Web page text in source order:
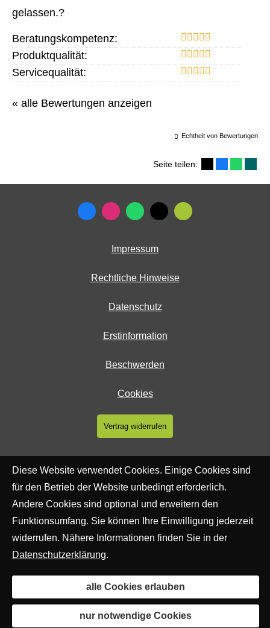
gelassen.?
Beratungskompetenz:
Produktqualität:
Servicequalität:
« alle Bewertungen anzeigen
Echtheit von Bewertungen
Seite teilen:
Impressum
Rechtliche Hinweise
Datenschutz
Erstinformation
Beschwerden
Cookies
Vertrag widerrufen
Diese Website verwendet Cookies. Einige Cookies sind
für den Betrieb der Website unbedingt erforderlich.
Andere Cookies sind optional und erweitern den
Funktionsumfang. Sie können Ihre Einwilligung jederzeit
widerrufen. Nähere Informationen finden Sie in der
Datenschutzerklärung.
alle Cookies erlauben
nur notwendige Cookies